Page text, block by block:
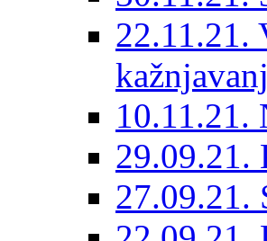
22.11.21.
10.11.21.
29.09.21.
27.09.21.